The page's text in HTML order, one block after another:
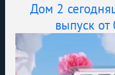
Дом 2
выпуск